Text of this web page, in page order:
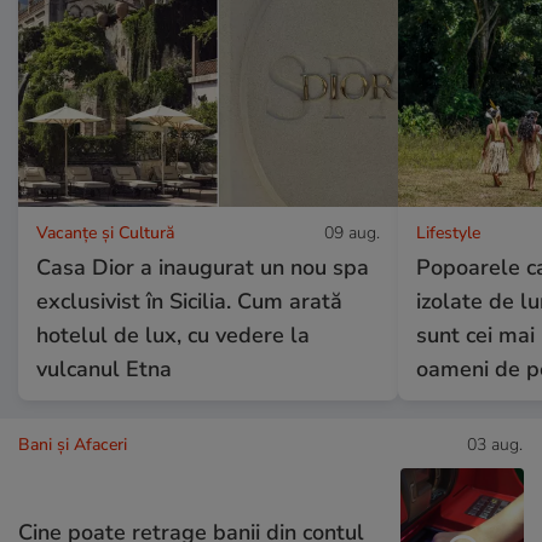
Vacanțe și Cultură 09 aug.
Casa Dior a inaugurat un nou spa
exclusivist în Sicilia. Cum arată
hotelul de lux, cu vedere la
vulcanul Etna
Lifestyle
Popoarele
izolate de
sunt cei
oameni de
Bani și Afaceri 03 aug.
Cine poate retrage banii din contul